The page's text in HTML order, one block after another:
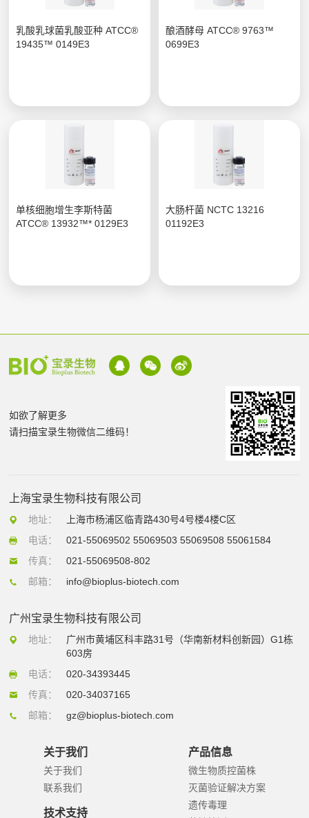
乳酸乳球菌乳酸亚种 ATCC®
19435™ 0149E3
酿酒酵母 ATCC® 9763™
0699E3
单核细胞增生李斯特菌
ATCC® 13932™* 0129E3
大肠杆菌 NCTC 13216
01192E3
如欲了解更多
请扫描宝录生物微信二维码！
上海宝录生物科技有限公司
地址：
上海市杨浦区临青路430号4号楼4楼C区
电话：
021-55069502 55069503 55069508 55061584
传真：
021-55069508-802
邮箱：
info@bioplus-biotech.com
广州宝录生物科技有限公司
地址：
广州市黄埔区科丰路31号（华南新材料创新园）G1栋
603房
电话：
020-34393445
传真：
020-34037165
邮箱：
gz@bioplus-biotech.com
关于我们
关于我们
联系我们
技术支持
产品信息
微生物质控菌株
灭菌验证解决方案
遗传毒理